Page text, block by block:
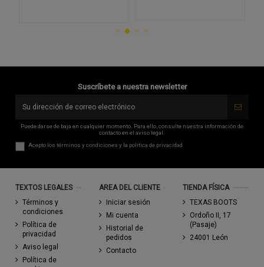
Suscríbete a nuestra newsletter
Puede darse de baja en cualquier momento. Para ello, consulte nuestra información de
contacto en el aviso legal.
Acepto lostérminos y condiciones y la política de privacidad
TEXTOS LEGALES
Términos y
condiciones
Política de
privacidad
Aviso legal
Política de
AREA DEL CLIENTE
Iniciar sesión
Mi cuenta
Historial de
pedidos
Contacto
TIENDA FÍSICA
TEXAS BOOTS
Ordoño II, 17
(Pasaje)
24001 León